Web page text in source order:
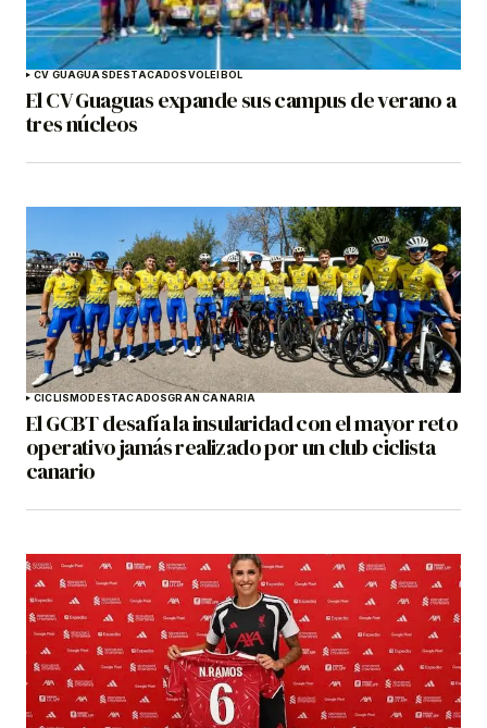
CV GUAGUASDESTACADOSVOLEIBOL
El CV Guaguas expande sus campus de verano a
tres núcleos
CICLISMODESTACADOSGRAN CANARIA
El GCBT desafía la insularidad con el mayor reto
operativo jamás realizado por un club ciclista
canario